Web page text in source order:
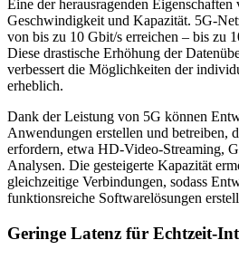
Eine der herausragenden
Geschwindigkeit und Kapazität. 5G-
von bis zu 10 Gbit/s erreichen – bis zu
Diese drastische Erhöhung der
verbessert die Möglichkeiten der
erheblich.
Dank der Leistung von 5G können
Anwendungen erstellen und betreiben,
erfordern, etwa HD-Video-Streaming,
Analysen. Die gesteigerte Kapazität
gleichzeitige Verbindungen, sodass
funktionsreiche Softwarelösungen
Geringe Latenz für Echtzeit-